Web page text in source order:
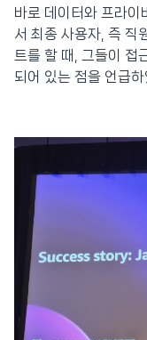
바로 데이터와 프라이
서 최종 사용자, 즉 직
트를 할 때, 그들이 접
되어 있는 점을 언급하